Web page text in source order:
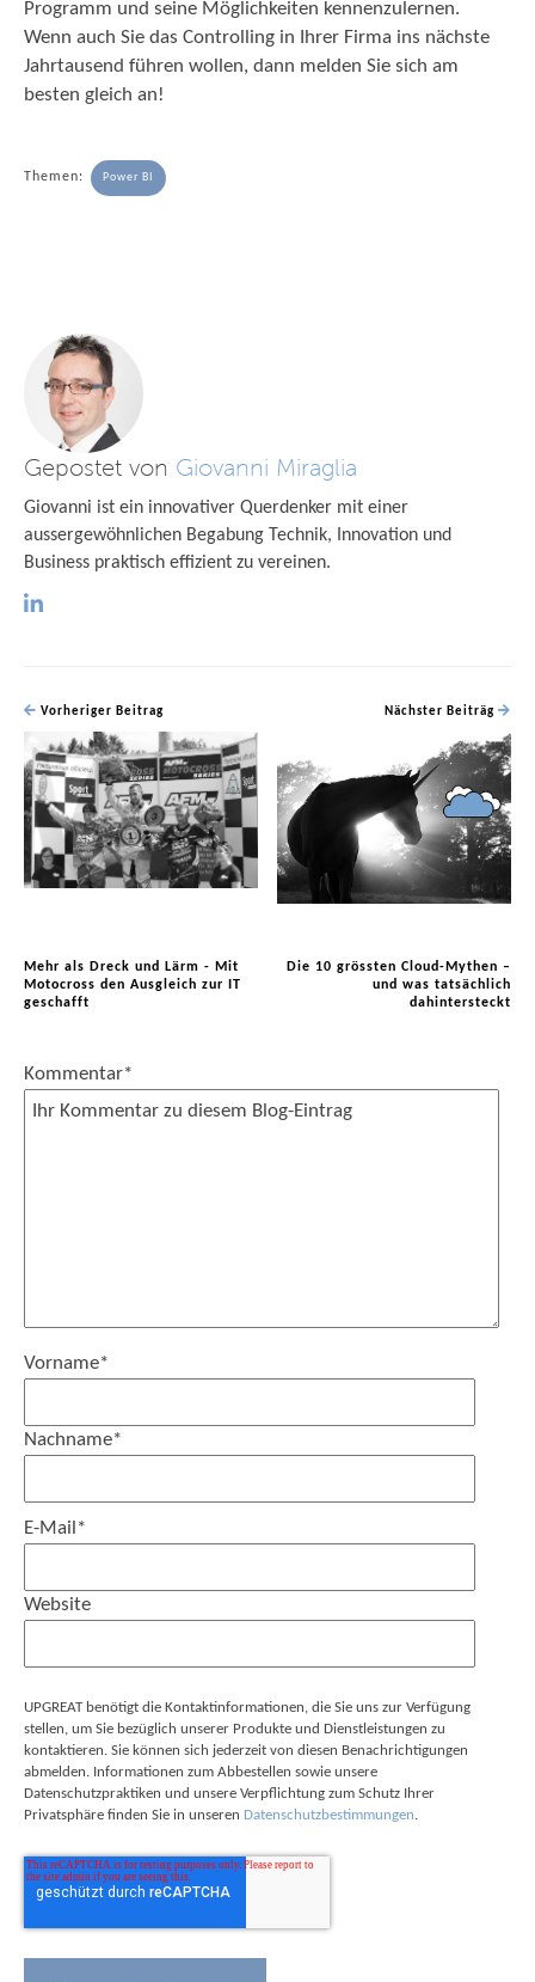
Programm und seine Möglichkeiten kennenzulernen.
Wenn auch Sie das Controlling in Ihrer Firma ins nächste
Jahrtausend führen wollen, dann melden Sie sich am
besten gleich an!
Themen: Power BI
Gepostet von Giovanni Miraglia
Giovanni ist ein innovativer Querdenker mit einer
aussergewöhnlichen Begabung Technik, Innovation und
Business praktisch effizient zu vereinen.
Vorheriger Beitrag
Mehr als Dreck und Lärm - Mit
Motocross den Ausgleich zur IT
geschafft
Nächster Beiträg
Die 10 grössten Cloud-Mythen –
und was tatsächlich
dahintersteckt
Kommentar*
Vorname*
Nachname*
E-Mail *
Website
UPGREAT benötigt die Kontaktinformationen, die Sie uns zur Verfügung
stellen, um Sie bezüglich unserer Produkte und Dienstleistungen zu
kontaktieren. Sie können sich jederzeit von diesen Benachrichtigungen
abmelden. Informationen zum Abbestellen sowie unsere
Datenschutzpraktiken und unsere Verpflichtung zum Schutz Ihrer
Privatsphäre finden Sie in unseren Datenschutzbestimmungen.